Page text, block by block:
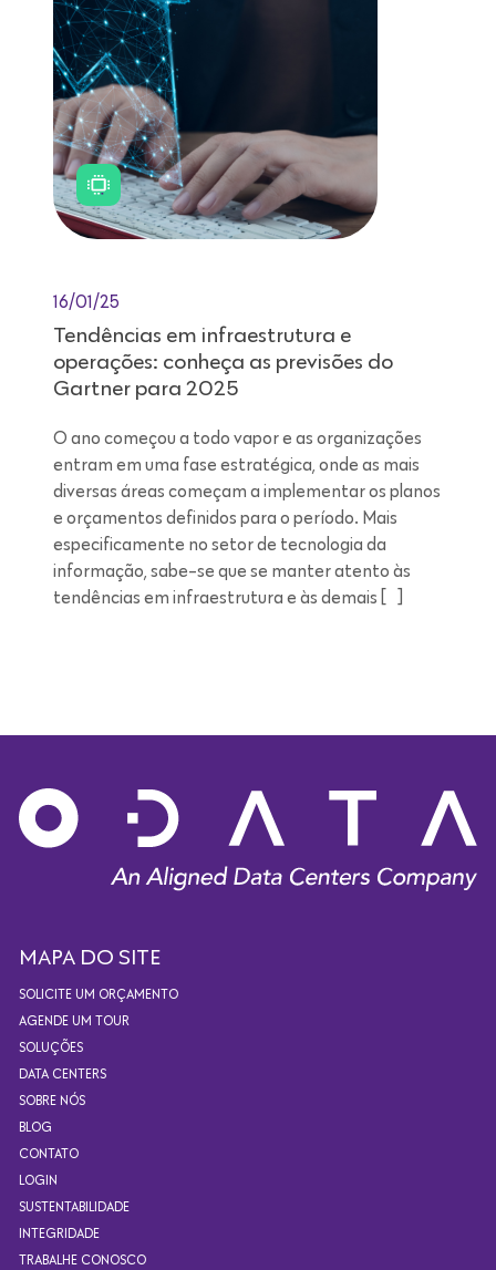
16/01/25
Tendências em infraestrutura e
operações: conheça as previsões do
Gartner para 2025
O ano começou a todo vapor e as organizações
entram em uma fase estratégica, onde as mais
diversas áreas começam a implementar os planos
e orçamentos definidos para o período. Mais
especificamente no setor de tecnologia da
informação, sabe-se que se manter atento às
tendências em infraestrutura e às demais […]
MAPA DO SITE
SOLICITE UM ORÇAMENTO
AGENDE UM TOUR
SOLUÇÕES
DATA CENTERS
SOBRE NÓS
BLOG
CONTATO
LOGIN
SUSTENTABILIDADE
INTEGRIDADE
TRABALHE CONOSCO